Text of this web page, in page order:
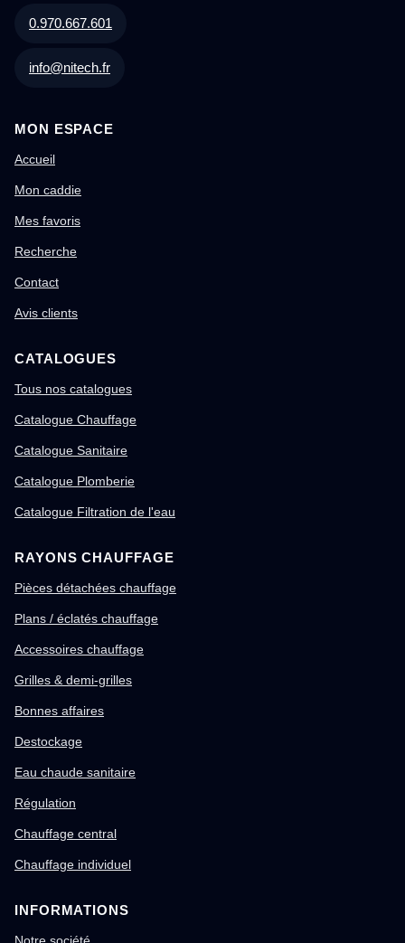
0.970.667.601
info@nitech.fr
MON ESPACE
Accueil
Mon caddie
Mes favoris
Recherche
Contact
Avis clients
CATALOGUES
Tous nos catalogues
Catalogue Chauffage
Catalogue Sanitaire
Catalogue Plomberie
Catalogue Filtration de l'eau
RAYONS CHAUFFAGE
Pièces détachées chauffage
Plans / éclatés chauffage
Accessoires chauffage
Grilles & demi-grilles
Bonnes affaires
Destockage
Eau chaude sanitaire
Régulation
Chauffage central
Chauffage individuel
INFORMATIONS
Notre société